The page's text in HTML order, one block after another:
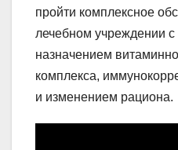
пройти комплексное
лечебном учреждении
назначением
комплекса,
и изменением рациона.